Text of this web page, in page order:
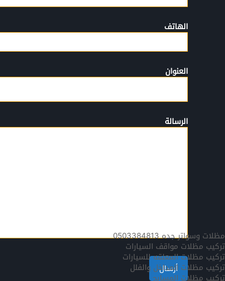
الهاتف
العنوان
الرسالة
مظلات وسواتر جده 0503384813
تركيب مظلات مواقف السيارات
تركيب مظلات المعلقه للسيارات
تركيب مظلات المداخل والفلل
تركيب مظلات المسابح